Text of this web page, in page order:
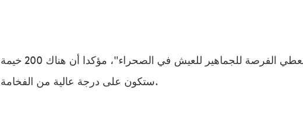
وأضاف الجابر "سنعطي الفرصة للجماهير للعيش في الصحراء"، مؤكدا أن هناك 200 خيمة
ستكون على درجة عالية من الفخامة.